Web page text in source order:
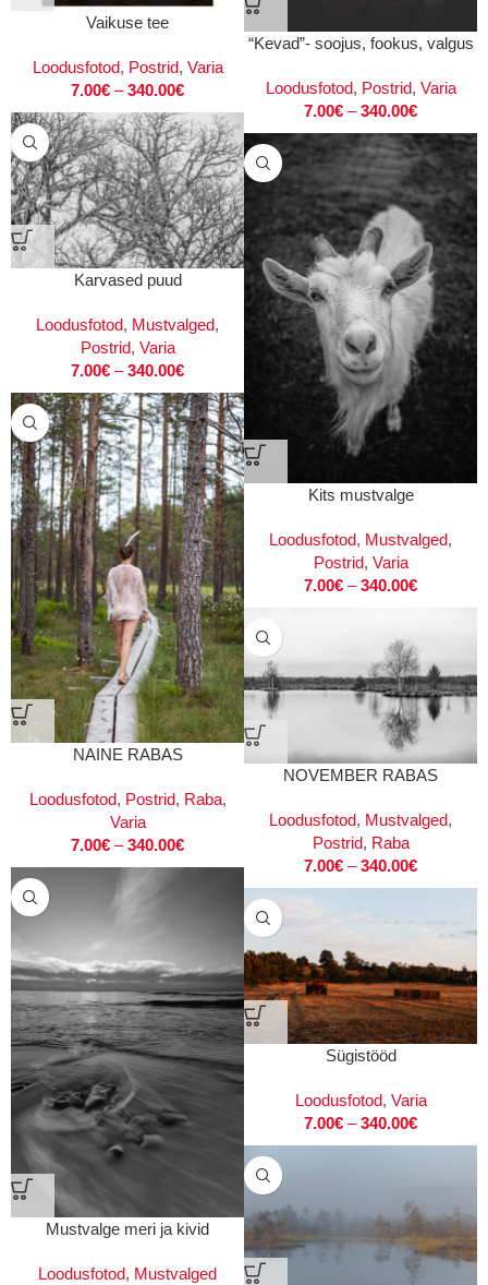
“Kevad”- soojus, fookus, valgus
Loodusfotod, Postrid, Varia
7.00€ – 340.00€
Vaikuse tee
Loodusfotod, Postrid, Varia
7.00€ – 340.00€
Karvased puud
Loodusfotod, Mustvalged,
Postrid, Varia
7.00€ – 340.00€
Kits mustvalge
Loodusfotod, Mustvalged,
Postrid, Varia
7.00€ – 340.00€
NAINE RABAS
Loodusfotod, Postrid, Raba,
Varia
7.00€ – 340.00€
NOVEMBER RABAS
Loodusfotod, Mustvalged,
Postrid, Raba
7.00€ – 340.00€
Mustvalge meri ja kivid
Loodusfotod, Mustvalged
Sügistööd
Loodusfotod, Varia
7.00€ – 340.00€